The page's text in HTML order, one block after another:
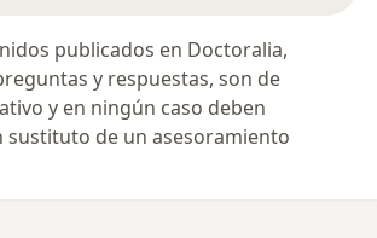
publicados en Doctoralia,
y respuestas, son de
y en ningún caso deben
sustituto de un asesoramiento